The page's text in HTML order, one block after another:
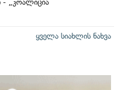
- „კოალიცია
ყველა სიახლის ნახვა